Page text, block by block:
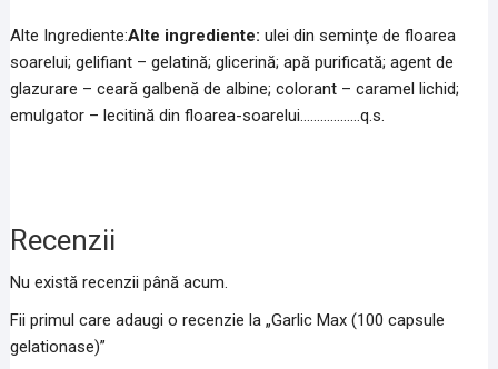
Alte Ingrediente:Alte ingrediente: ulei din seminţe de floarea
soarelui; gelifiant – gelatină; glicerină; apă purificată; agent de
glazurare – ceară galbenă de albine; colorant – caramel lichid;
emulgator – lecitină din floarea-soarelui………………q.s.
Recenzii
Nu există recenzii până acum.
Fii primul care adaugi o recenzie la „Garlic Max (100 capsule
gelationase)”